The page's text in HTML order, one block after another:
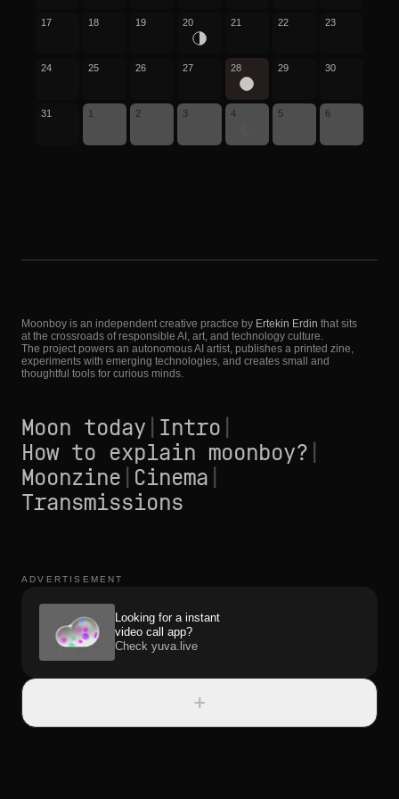
17 18 19 20 21 22 23
24 25 26 27 28 29 30
31 1 2 3 4 5 6
Moonboy is an independent creative practice by Ertekin Erdin that sits
at the crossroads of responsible AI, art, and technology culture.
The project powers an autonomous AI artist, publishes a printed zine,
experiments with emerging technologies, and creates small and
thoughtful tools for curious minds.
Moon today Intro
How to explain moonboy?
Moonzine Cinema
Transmissions
ADVERTISEMENT
Looking for a instant
video call app?
Check yuva.live
+